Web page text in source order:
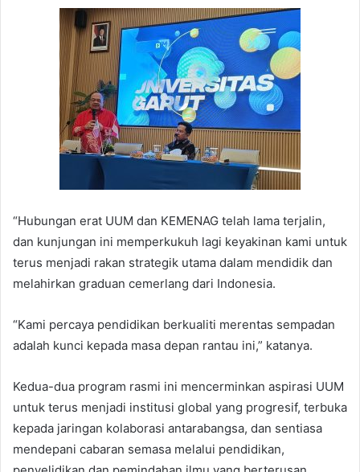
“Hubungan erat UUM dan KEMENAG telah lama terjalin,
dan kunjungan ini memperkukuh lagi keyakinan kami untuk
terus menjadi rakan strategik utama dalam mendidik dan
melahirkan graduan cemerlang dari Indonesia.
“Kami percaya pendidikan berkualiti merentas sempadan
adalah kunci kepada masa depan rantau ini,” katanya.
Kedua-dua program rasmi ini mencerminkan aspirasi UUM
untuk terus menjadi institusi global yang progresif, terbuka
kepada jaringan kolaborasi antarabangsa, dan sentiasa
mendepani cabaran semasa melalui pendidikan,